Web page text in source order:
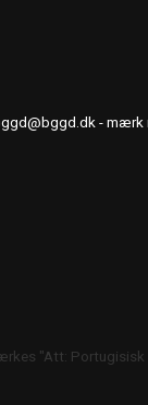
- mærk
"Att: